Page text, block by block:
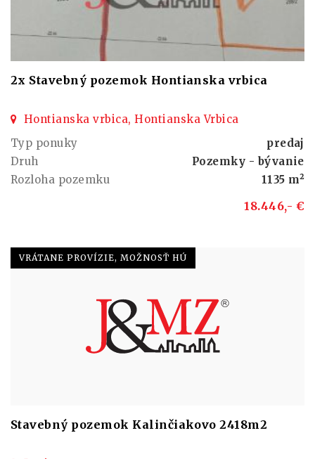
2x Stavebný pozemok Hontianska vrbica
Hontianska vrbica, Hontianska Vrbica
Typ ponuky
predaj
Druh
Pozemky - bývanie
Rozloha pozemku
1135 m²
18.446,- €
VRÁTANE PROVÍZIE, MOŽNOSŤ HÚ
Stavebný pozemok Kalinčiakovo 2418m2